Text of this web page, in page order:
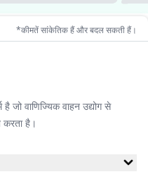
*कीमतें सांकेतिक हैं और बदल सकती हैं।
जो वाणिज्यिक वाहन उद्योग से
है।